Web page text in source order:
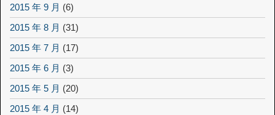
2015 年 9 月 (6)
2015 年 8 月 (31)
2015 年 7 月 (17)
2015 年 6 月 (3)
2015 年 5 月 (20)
2015 年 4 月 (14)